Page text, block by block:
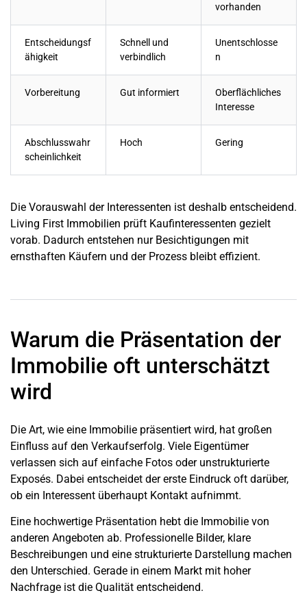
vorhanden
Entscheidungsf
ähigkeit
Schnell und
verbindlich
Unentschlosse
n
Vorbereitung Gut informiert
Oberflächliches
Interesse
Abschlusswahr
scheinlichkeit
Hoch Gering
Die Vorauswahl der Interessenten ist deshalb entscheidend.
Living First Immobilien prüft Kaufinteressenten gezielt
vorab. Dadurch entstehen nur Besichtigungen mit
ernsthaften Käufern und der Prozess bleibt effizient.
Warum die Präsentation der
Immobilie oft unterschätzt
wird
Die Art, wie eine Immobilie präsentiert wird, hat großen
Einfluss auf den Verkaufserfolg. Viele Eigentümer
verlassen sich auf einfache Fotos oder unstrukturierte
Exposés. Dabei entscheidet der erste Eindruck oft darüber,
ob ein Interessent überhaupt Kontakt aufnimmt.
Eine hochwertige Präsentation hebt die Immobilie von
anderen Angeboten ab. Professionelle Bilder, klare
Beschreibungen und eine strukturierte Darstellung machen
den Unterschied. Gerade in einem Markt mit hoher
Nachfrage ist die Qualität entscheidend.